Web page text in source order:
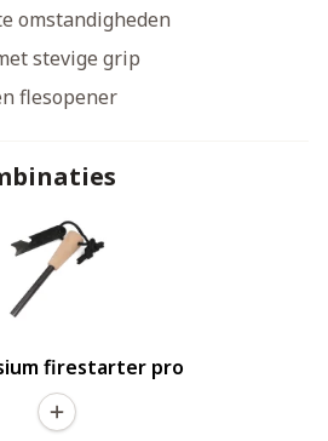
omstandigheden
stevige grip
flesopener
firestarter pro